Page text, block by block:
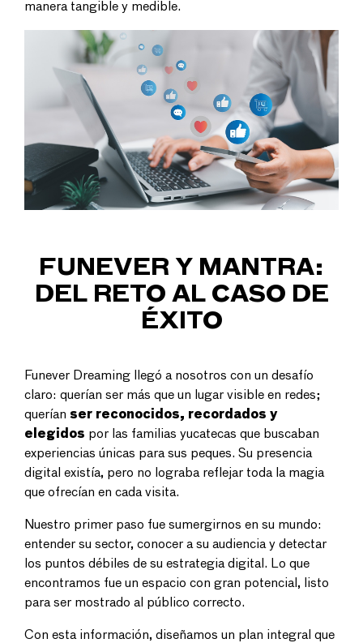
manera tangible y medible.
FUNEVER Y MANTRA:
DEL RETO AL CASO DE
ÉXITO
Funever Dreaming llegó a nosotros con un desafío
claro: querían ser más que un lugar visible en redes;
querían ser reconocidos, recordados y
elegidos por las familias yucatecas que buscaban
experiencias únicas para sus peques. Su presencia
digital existía, pero no lograba reflejar toda la magia
que ofrecían en cada visita.
Nuestro primer paso fue sumergirnos en su mundo:
entender su sector, conocer a su audiencia y detectar
los puntos débiles de su estrategia digital. Lo que
encontramos fue un espacio con gran potencial, listo
para ser mostrado al público correcto.
Con esta información, diseñamos un plan integral que